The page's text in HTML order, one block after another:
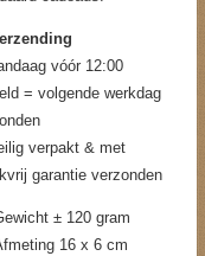
vóór 12:00
= volgende werkdag
verpakt & met
garantie verzonden
± 120 gram
16 x 6 cm